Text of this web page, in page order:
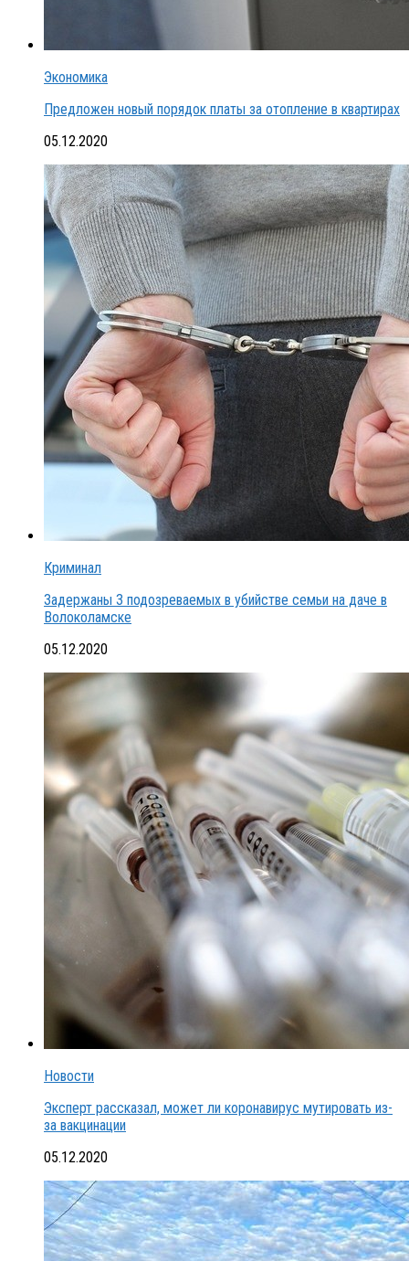
Экономика
Предложен новый порядок платы за отопление в квартирах
05.12.2020
Криминал
Задержаны 3 подозреваемых в убийстве семьи на даче в
Волоколамске
05.12.2020
Новости
Эксперт рассказал, может ли коронавирус мутировать из-
за вакцинации
05.12.2020